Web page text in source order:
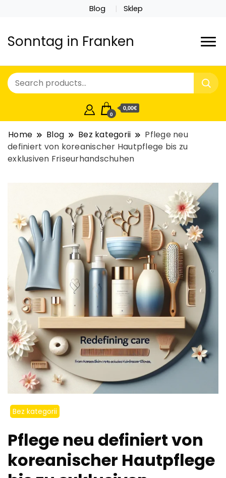
Blog Sklep
Sonntag in Franken
0
0,00€
Home Blog Bez kategorii
Pflege neu
definiert von koreanischer Hautpflege bis zu
exklusiven Friseurhandschuhen
Bez kategorii
Pflege neu definiert von
koreanischer Hautpflege